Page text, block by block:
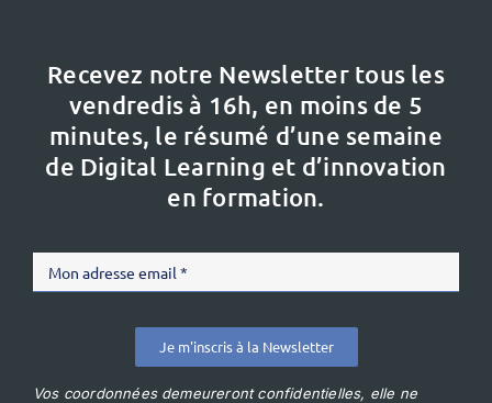
Recevez notre Newsletter tous les
vendredis à 16h, en moins de 5
minutes, le résumé d’une semaine
de Digital Learning et d’innovation
en formation.
Je m'inscris à la Newsletter
Vos coordonnées demeureront confidentielles, elle ne